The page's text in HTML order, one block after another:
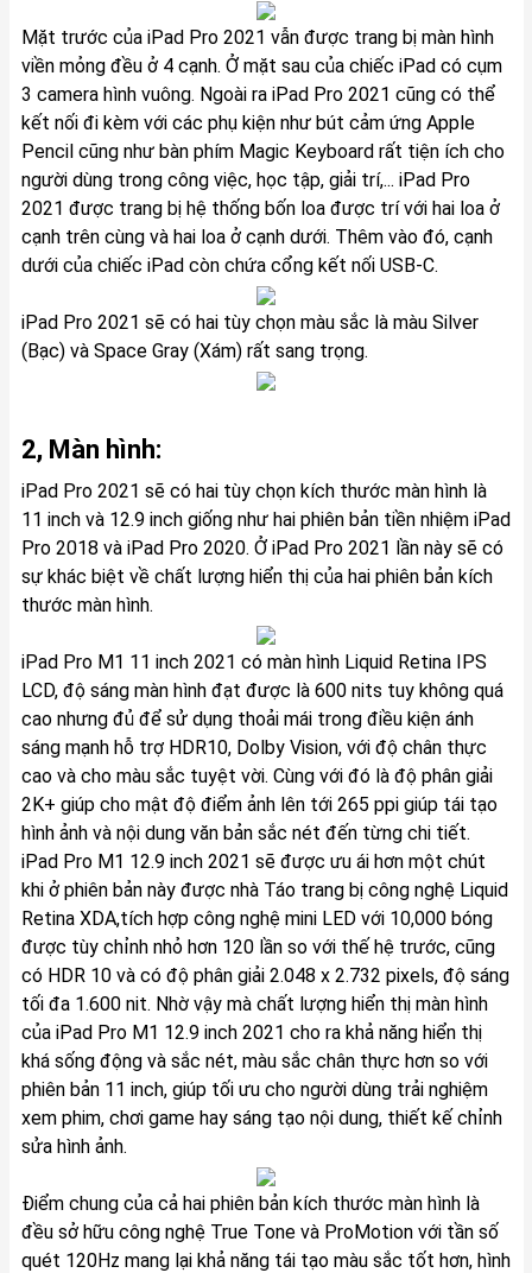
Mặt trước của iPad Pro 2021 vẫn được trang bị màn hình
viền mỏng đều ở 4 cạnh. Ở mặt sau của chiếc iPad có cụm
3 camera hình vuông. Ngoài ra iPad Pro 2021 cũng có thể
kết nối đi kèm với các phụ kiện như bút cảm ứngApple
Pencilcũng như bàn phím Magic Keyboardrất tiện ích cho
người dùng trong công việc, học tập, giải trí,... iPad Pro
2021 được trang bị hệ thống bốn loa được trí với hai loa ở
cạnh trên cùng và hai loa ở cạnh dưới. Thêm vào đó, cạnh
dưới của chiếc iPad còn chứa cổng kết nối USB-C.
iPad Pro 2021 sẽ có hai tùy chọn màu sắc là màu Silver
(Bạc) và Space Gray (Xám) rất sang trọng.
2, Màn hình:
iPad Pro 2021 sẽ có hai tùy chọn kích thước màn hình là
11 inch và 12.9 inch giống như hai phiên bản tiền nhiệm iPad
Pro 2018và iPad Pro 2020. Ở iPad Pro 2021 lần này sẽ có
sự khác biệt về chất lượng hiển thị của hai phiên bản kích
thước màn hình.
iPad Pro M1 11 inch 2021 có màn hình Liquid Retina IPS
LCD, độ sáng màn hình đạt được là 600 nits tuy không quá
cao nhưng đủ để sử dụng thoải mái trong điều kiện ánh
sáng mạnh hỗ trợ HDR10, Dolby Vision, với độ chân thực
cao và cho màu sắc tuyệt vời. Cùng với đó là độ phân giải
2K+ giúp cho mật độ điểm ảnh lên tới 265 ppi giúp tái tạo
hình ảnh và nội dung văn bản sắc nét đến từng chi tiết.
iPad Pro M1 12.9 inch 2021 sẽ được ưu ái hơn một chút
khi ở phiên bản này được nhà Táo trang bị công nghệ Liquid
Retina XDA,tích hợp công nghệ mini LED với 10,000 bóng
được tùy chỉnh nhỏ hơn 120 lần so với thế hệ trước, cũng
có HDR 10 và có độ phân giải 2.048 x 2.732 pixels, độ sáng
tối đa 1.600 nit. Nhờ vậy mà chất lượng hiển thị màn hình
của iPad Pro M1 12.9 inch 2021 cho ra khả năng hiển thị
khá sống động và sắc nét, màu sắc chân thực hơn so với
phiên bản 11 inch, giúp tối ưu cho người dùng trải nghiệm
xem phim, chơi game hay sáng tạo nội dung, thiết kế chỉnh
sửa hình ảnh.
Điểm chung của cả hai phiên bản kích thước màn hình là
đều sở hữu công nghệ True Tone và ProMotion với tần số
quét 120Hz mang lại khả năng tái tạo màu sắc tốt hơn, hình